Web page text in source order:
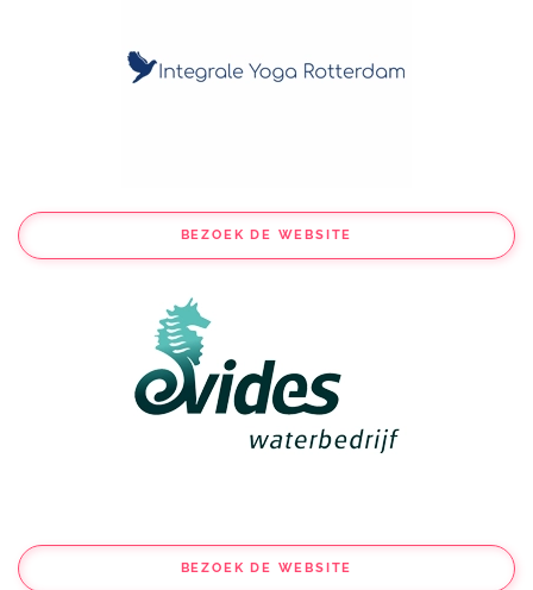
BEZOEK DE WEBSITE
BEZOEK DE WEBSITE